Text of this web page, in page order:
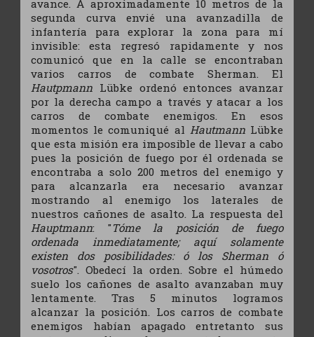
avance. A aproximadamente 10 metros de la
segunda curva envié una avanzadilla de
infantería para explorar la zona para mí
invisible: esta regresó rapidamente y nos
comunicó que en la calle se encontraban
varios carros de combate Sherman. El
Hautpmann Lübke ordenó entonces avanzar
por la derecha campo a través y atacar a los
carros de combate enemigos. En esos
momentos le comuniqué al HautmannLübke
que esta misión era imposible de llevar a cabo
pues la posición de fuego por él ordenada se
encontraba a solo 200 metros del enemigo y
para alcanzarla era necesario avanzar
mostrando al enemigo los laterales de
nuestros cañones de asalto. La respuesta del
Hauptmann: " Tóme la posición de fuego
ordenada inmediatamente; aquí solamente
existen dos posibilidades: ó los Sherman ó
vosotros". Obedecí la orden. Sobre el húmedo
suelo los cañones de asalto avanzaban muy
lentamente. Tras 5 minutos logramos
alcanzar la posición. Los carros de combate
enemigos habían apagado entretanto sus